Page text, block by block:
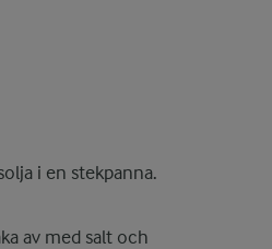
i en stekpanna.
av med salt och